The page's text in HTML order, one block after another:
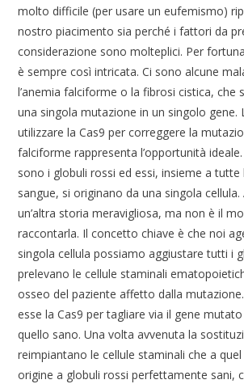
molto difficile (per usare un eufemismo)
nostro piacimento sia perché i fattori da
considerazione sono molteplici. Per
è sempre così intricata. Ci sono alcune
l’anemia falciforme o la fibrosi cistica, che
una singola mutazione in un singolo gene.
utilizzare la Cas9 per correggere la
falciforme rappresenta l’opportunità
sono i globuli rossi ed essi, insieme a tutte
sangue, si originano da una singola cellula.
un’altra storia meravigliosa, ma non è il
raccontarla. Il concetto chiave è che noi
singola cellula possiamo aggiustare tutti i
prelevano le cellule staminali
osseo del paziente affetto dalla
esse la Cas9 per tagliare via il gene
quello sano. Una volta avvenuta la
reimpiantano le cellule staminali che a
origine a globuli rossi perfettamente sani,